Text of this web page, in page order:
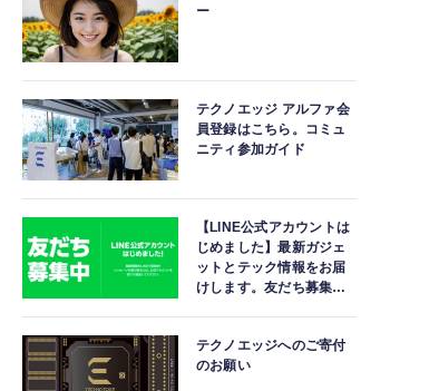
ー
テクノエッジ アルファ会
員登録はこちら。コミュ
ニティ参加ガイド
【LINE公式アカウントは
じめました】最新ガジェ
ットとテック情報をお届
けします。友だち募集
テクノエッジへのご寄付
のお願い